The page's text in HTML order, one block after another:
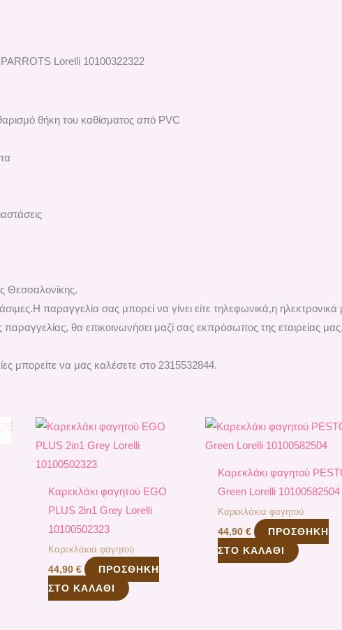
Lorelli 10100322322
θήκη του καθίσματος από PVC
Θεσσαλονίκης.
παραγγελία σας μπορεί να γίνει είτε τηλεφωνικά,η
θα επικοινωνήσει μαζί σας εκπρόσωπος της εταιρείας
μπορείτε να μας καλέσετε στο 2315532844.
Καρεκλάκι φαγητού EGO
PLUS 2in1 Grey Lorelli
10100502323
Καρεκλάκια φαγητού
44,90 €
ΠΡΟΣΘΉΚΗ
ΣΤΟ ΚΑΛΆΘΙ
Καρεκλάκι φαγητού
Green Lorelli 10100582504
Καρεκλάκια φαγητού
44,90€
ΠΡΟΣΘΉΚΗ
ΣΤΟ ΚΑΛΆΘΙ